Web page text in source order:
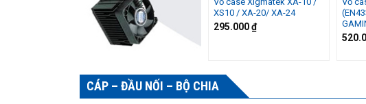
XS10 / XA-20/ XA-24
295.000₫
CÁP – ĐẦU NỐI – BỘ CHIA